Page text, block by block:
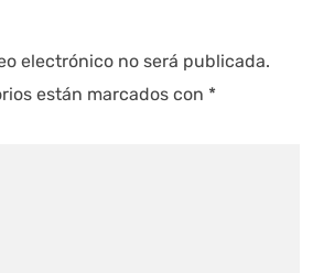
electrónico no será publicada.
están marcados con *